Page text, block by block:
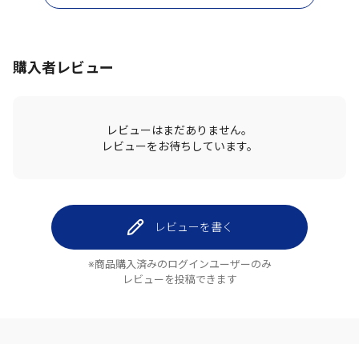
購入者レビュー
レビューはまだありません。
レビューをお待ちしています。
レビューを書く
※商品購入済みのログインユーザーのみ
レビューを投稿できます